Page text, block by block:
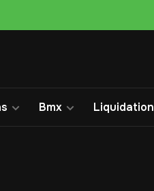
Bmx Liquidation